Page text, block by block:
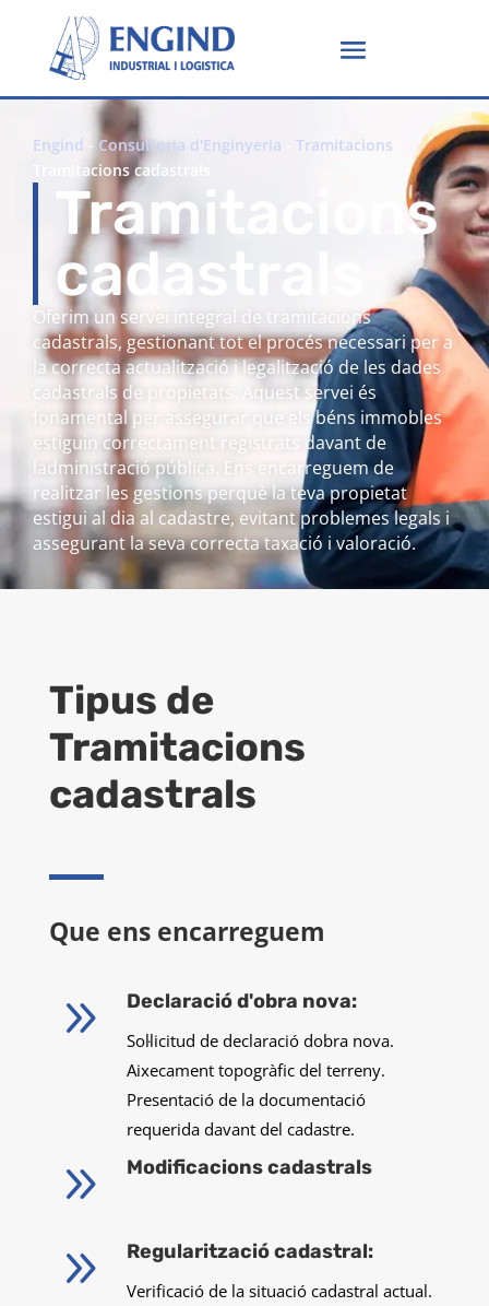
Engind - Consultoria d'Enginyeria Tramitacions
Tramitacions cadastrals
Tramitacions
cadastrals
Oferim un servei integral de tramitacions
cadastrals, gestionant tot el procés necessari per a
la correcta actualització i legalització de les dades
cadastrals de propietats. Aquest servei és
fonamental per assegurar que els béns immobles
estiguin correctament registrats davant de
ladministració pública. Ens encarreguem de
realitzar les gestions perquè la teva propietat
estigui al dia al cadastre, evitant problemes legals i
assegurant la seva correcta taxació i valoració.
Tipus de
Tramitacions
cadastrals
Que ens encarreguem
9 Declaració d'obra nova:
Sol·licitud de declaració dobra nova.
Aixecament topogràfic del terreny.
Presentació de la documentació
requerida davant del cadastre.
9 Modificacions cadastrals
9 Regularització cadastral:
Verificació de la situació cadastral actual.